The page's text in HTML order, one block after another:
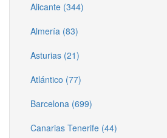
Alicante (344)
Almería (83)
Asturias (21)
Atlántico (77)
Barcelona (699)
Canarias Tenerife (44)